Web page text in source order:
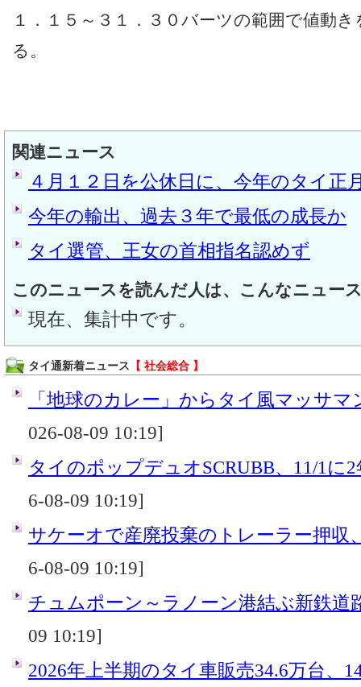
１．１５～３１．３０バーツの範囲で値動
る。
関連ニュース
４月１２日を公休日に、今年のタイ正
今年の輸出、過去３年で最低の成長か
タイ選管、王女の首相指名認めず
このニュースを読んだ人は、こんなニュー
現在、集計中です。
タイ通新着ニュース 【 社会総合 】
「地球のカレー」からタイ風マッサマ
026-08-09 10:19]
タイのポップデュオSCRUBB、11/1に
6-08-09 10:19]
サケーオで産廃投棄のトレーラー押収
6-08-09 10:19]
チュムポーン～ラノーン港結ぶ新鉄道
09 10:19]
2026年上半期のタイ車販売34.6万台、